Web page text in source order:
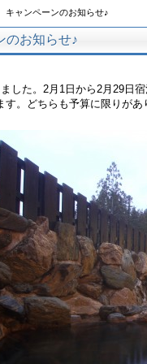
ャンペーンのお知らせ♪
お知らせ♪
した。2月1日から2月29
。どちらも予算に限りが